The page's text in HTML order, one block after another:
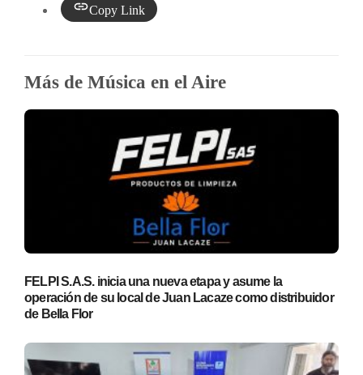
Copy Link
Más de Música en el Aire
FELPI S.A.S. inicia una nueva etapa y asume la
operación de su local de Juan Lacaze como distribuidor
de Bella Flor